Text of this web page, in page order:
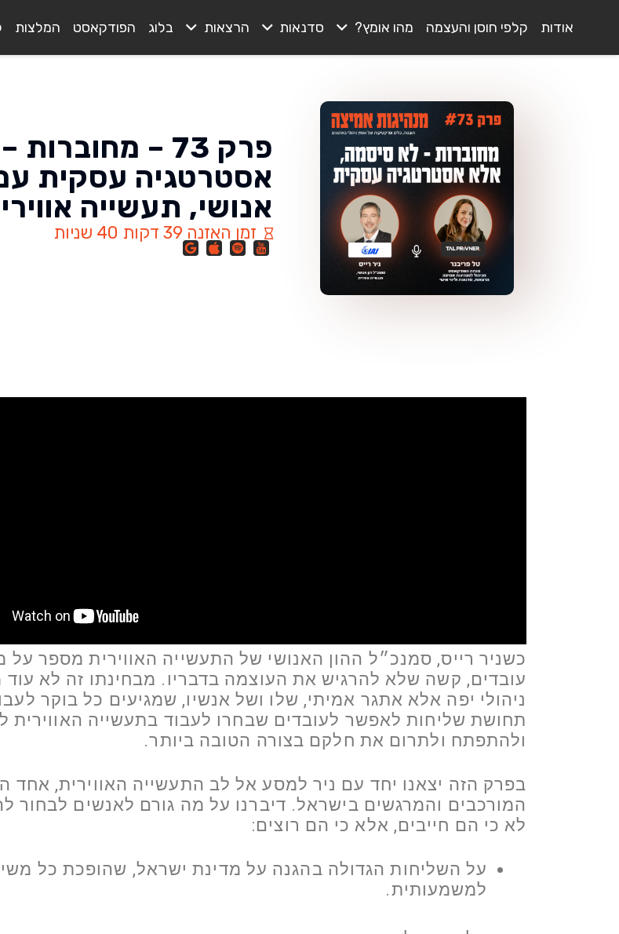
אודות קלפי חוסן והעצמה מהו אומץ? סדנאות הרצאות בלוג הפודקאסט המלצות
פרק 73 –
אסטרטגיה עסקית עם
אנושי, תעשייה
זמן האזנה 39 דקות 40 שניות
כשניר רייס, סמנכ״ל ההון האנושי של התעשייה האווירית מספר על
עובדים, קשה שלא להרגיש את העוצמה בדבריו. מבחינתו זה לא עוד
ניהולי יפה אלא אתגר אמיתי, שלו ושל אנשיו, שמגיעים כל בוקר
תחושת שליחות לאפשר לעובדים שבחרו לעבוד בתעשייה האווירית
ולהתפתח ולתרום את חלקם בצורה הטובה ביותר.
בפרק הזה יצאנו יחד עם ניר למסע אל לב התעשייה האווירית, אחד
המורכבים והמרגשים בישראל. דיברנו על מה גורם לאנשים לבחור
לא כי הם חייבים, אלא כי הם רוצים:
על השליחות הגדולה בהגנה על מדינת ישראל, שהופכת כל
למשמעותית.